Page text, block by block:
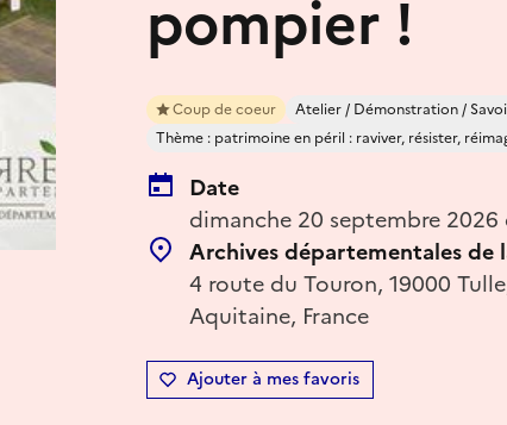
pompier !
Coup de coeur
Atelier / Démonstration /
Thème : patrimoine en péril : raviver, résister,
Date
dimanche 20 septembre 2026
Archives départementales de
4 route du Touron, 19000
Aquitaine, France
Ajouter à mes favoris